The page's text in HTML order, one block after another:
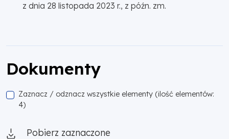
z dnia 28 listopada 2023 r., z późn. zm.
Dokumenty
Zaznacz / odznacz wszystkie elementy (ilość elementów:
4)
Pobierz zaznaczone